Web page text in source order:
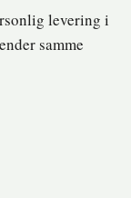
levering i
samme